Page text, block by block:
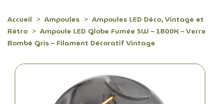
Accueil Ampoules
Ampoules LED Déco, Vintage et
Rétro
Ampoule LED Globe Fumée 5W – 1800K – Verre
Bombé Gris – Filament Décoratif Vintage